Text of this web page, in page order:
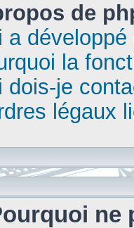
de
a
la
dois-je
légaux
ne